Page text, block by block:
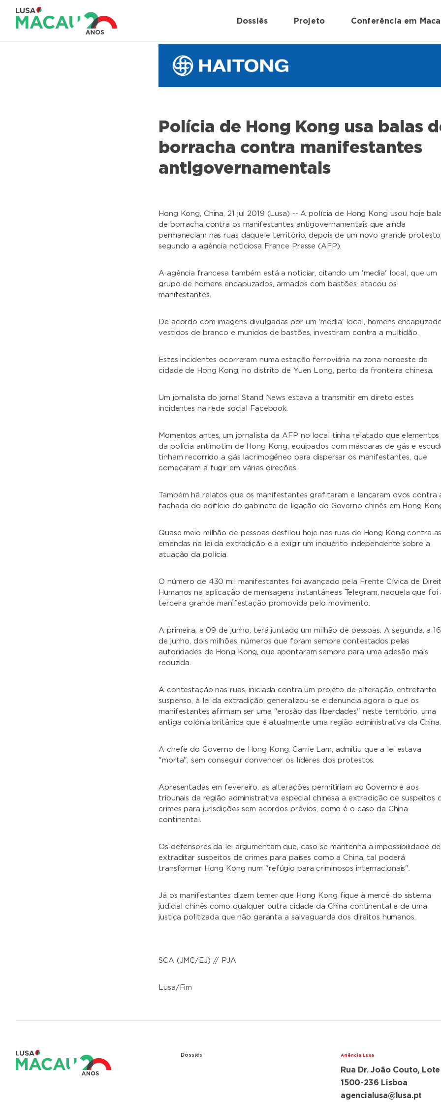
Dossiês Projeto Conferência em
Polícia de Hong Kong usa balas
borracha contra manifestantes
antigovernamentais
Hong Kong, China, 21 jul 2019 (Lusa) -- A polícia de Hong Kong usou hoje
de borracha contra os manifestantes antigovernamentais que ainda
permaneciam nas ruas daquele território, depois de um novo grande
segundo a agência noticiosa France Presse (AFP).
A agência francesa também está a noticiar, citando um 'media' local, que um
grupo de homens encapuzados, armados com bastões, atacou os
manifestantes.
De acordo com imagens divulgadas por um 'media' local, homens
vestidos de branco e munidos de bastões, investiram contra a multidão.
Estes incidentes ocorreram numa estação ferroviária na zona noroeste da
cidade de Hong Kong, no distrito de Yuen Long, perto da fronteira chinesa.
Um jornalista do jornal Stand News estava a transmitir em direto estes
incidentes na rede social Facebook.
Momentos antes, um jornalista da AFP no local tinha relatado que elementos
da polícia antimotim de Hong Kong, equipados com máscaras de gás e
tinham recorrido a gás lacrimogéneo para dispersar os manifestantes, que
começaram a fugir em várias direções.
Também há relatos que os manifestantes grafitaram e lançaram ovos contra
fachada do edifício do gabinete de ligação do Governo chinês em Hong
Quase meio milhão de pessoas desfilou hoje nas ruas de Hong Kong contra
emendas na lei da extradição e a exigir um inquérito independente sobre a
atuação da polícia.
O número de 430 mil manifestantes foi avançado pela Frente Cívica de
Humanos na aplicação de mensagens instantâneas Telegram, naquela que foi
terceira grande manifestação promovida pelo movimento.
A primeira, a 09 de junho, terá juntado um milhão de pessoas. A segunda, a 16
de junho, dois milhões, números que foram sempre contestados pelas
autoridades de Hong Kong, que apontaram sempre para uma adesão mais
reduzida.
A contestação nas ruas, iniciada contra um projeto de alteração, entretanto
suspenso, à lei da extradição, generalizou-se e denuncia agora o que os
manifestantes afirmam ser uma "erosão das liberdades" neste território, uma
antiga colónia britânica que é atualmente uma região administrativa da China.
A chefe do Governo de Hong Kong, Carrie Lam, admitiu que a lei estava
"morta", sem conseguir convencer os líderes dos protestos.
Apresentadas em fevereiro, as alterações permitiriam ao Governo e aos
tribunais da região administrativa especial chinesa a extradição de suspeitos
crimes para jurisdições sem acordos prévios, como é o caso da China
continental.
Os defensores da lei argumentam que, caso se mantenha a impossibilidade de
extraditar suspeitos de crimes para países como a China, tal poderá
transformar Hong Kong num "refúgio para criminosos internacionais".
Já os manifestantes dizem temer que Hong Kong fique à mercê do sistema
judicial chinês como qualquer outra cidade da China continental e de uma
justiça politizada que não garanta a salvaguarda dos direitos humanos.
SCA (JMC/EJ) // PJA
Lusa/Fim
Dossiês Agência Lusa
Rua Dr. João Couto, Lote
1500-236 Lisboa
agencialusa@lusa.pt